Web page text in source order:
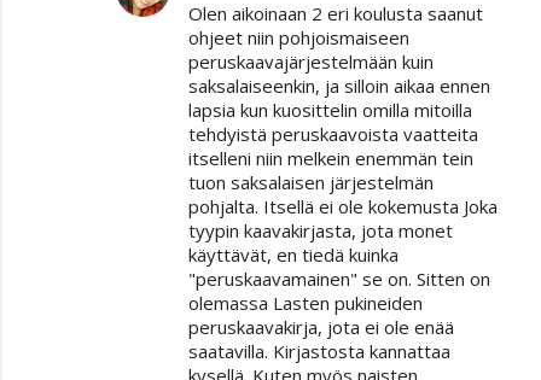
Olen aikoinaan 2 eri koulusta saanut
ohjeet niin pohjoismaiseen
peruskaavajärjestelmään kuin
saksalaiseenkin, ja silloin aikaa ennen
lapsia kun kuosittelin omilla mitoilla
tehdyistä peruskaavoista vaatteita
itselleni niin melkein enemmän tein
tuon saksalaisen järjestelmän
pohjalta. Itsellä ei ole kokemusta Joka
tyypin kaavakirjasta, jota monet
käyttävät, en tiedä kuinka
"peruskaavamainen" se on. Sitten on
olemassa Lasten pukineiden
peruskaavakirja, jota ei ole enää
saatavilla. Kirjastosta kannattaa
kysellä. Kuten myös naisten